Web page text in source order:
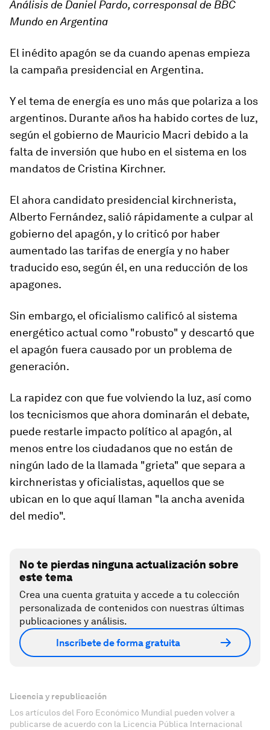
Análisis de Daniel Pardo, corresponsal de BBC
Mundo en Argentina
El inédito apagón se da cuando apenas empieza
la campaña presidencial en Argentina.
Y el tema de energía es uno más que polariza a los
argentinos. Durante años ha habido cortes de luz,
según el gobierno de Mauricio Macri debido a la
falta de inversión que hubo en el sistema en los
mandatos de Cristina Kirchner.
El ahora candidato presidencial kirchnerista,
Alberto Fernández, salió rápidamente a culpar al
gobierno del apagón, y lo criticó por haber
aumentado las tarifas de energía y no haber
traducido eso, según él, en una reducción de los
apagones.
Sin embargo, el oficialismo calificó al sistema
energético actual como "robusto" y descartó que
el apagón fuera causado por un problema de
generación.
La rapidez con que fue volviendo la luz, así como
los tecnicismos que ahora dominarán el debate,
puede restarle impacto político al apagón, al
menos entre los ciudadanos que no están de
ningún lado de la llamada "grieta" que separa a
kirchneristas y oficialistas, aquellos que se
ubican en lo que aquí llaman "la ancha avenida
del medio".
No te pierdas ninguna actualización sobre
este tema
Crea una cuenta gratuita y accede a tu colección
personalizada de contenidos con nuestras últimas
publicaciones y análisis.
Inscríbete de forma gratuita
Licencia y republicación
Los artículos del Foro Económico Mundial pueden volver a
publicarse de acuerdo con la Licencia Pública Internacional